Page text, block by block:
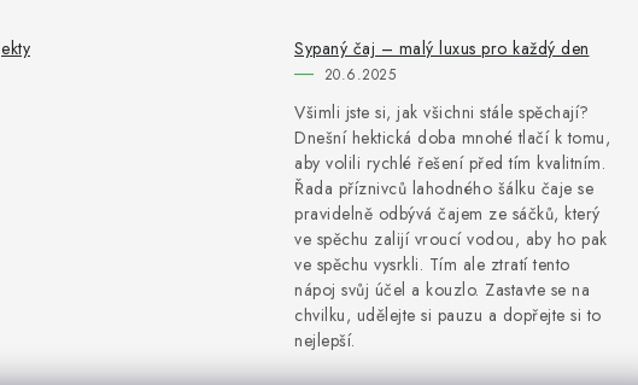
Sypaný čaj – malý luxus pro každý den
20.6.2025
Všimli jste si, jak všichni stále spěchají?
Dnešní hektická doba mnohé tlačí k tomu,
aby volili rychlé řešení před tím kvalitním.
Řada příznivců lahodného šálku čaje se
pravidelně odbývá čajem ze sáčků, který
ve spěchu zalijí vroucí vodou, aby ho pak
ve spěchu vysrkli. Tím ale ztratí tento
nápoj svůj účel a kouzlo. Zastavte se na
chvilku, udělejte si pauzu a dopřejte si to
nejlepší.